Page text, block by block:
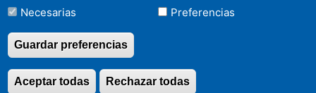
Location
©Copyright 2026 Todos los derechos
reservados
Necesarias Preferencias
Guardar preferencias
Rechazar todas
Aceptar todas